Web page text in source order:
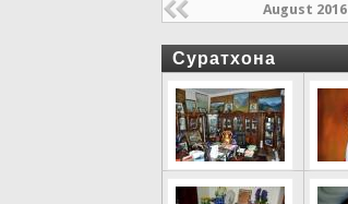
August 2016
Суратхона